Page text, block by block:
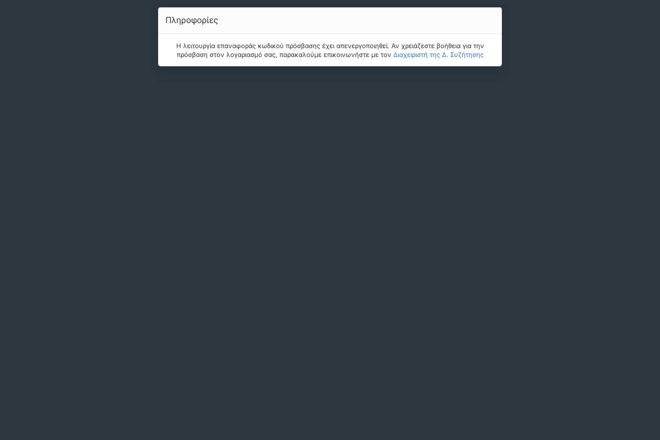
Πληροφορίες
Η λειτουργία επαναφοράς κωδικού πρόσβασης έχει απενεργοποιηθεί. Αν χρειάζεστε βοήθεια για την
πρόσβαση στον λογαριασμό σας, παρακαλούμε επικοινωνήστε με τον Διαχειριστή της Δ. Συζήτησης